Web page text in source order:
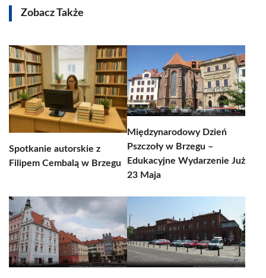
Zobacz Także
Spotkanie autorskie z
Filipem Cembalą w Brzegu
Międzynarodowy Dzień
Pszczoły w Brzegu –
Edukacyjne Wydarzenie Już
23 Maja